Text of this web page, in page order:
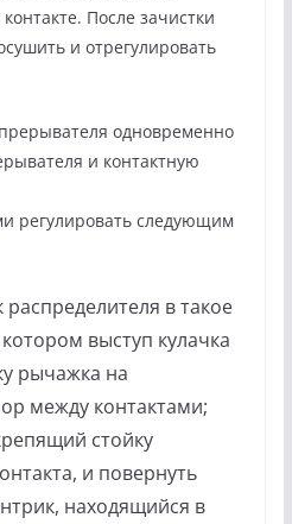
После зачистки
и отрегулировать
одновременно
и контактную
регулировать следующим
распределителя в такое
выступ кулачка
рычажка на
между контактами;
стойку
и повернуть
находящийся в